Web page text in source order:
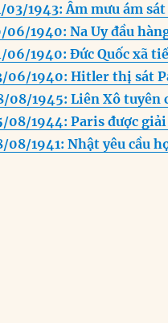
b
o
o
k
d
I
n
n
g
er
A
p
p
03/1943: Âm mưu ám
06/1940: Na Uy đầu
06/1940: Đức Quốc xã
06/1940: Hitler thị sát
08/1945: Liên Xô tuyên
08/1944: Paris được
08/1941: Nhật yêu cầu